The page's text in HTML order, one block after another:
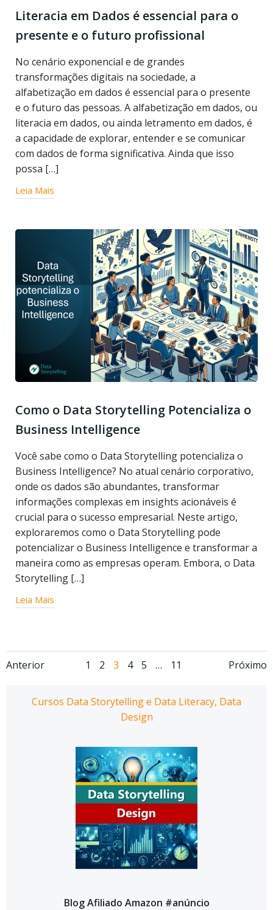
Literacia em Dados é essencial para o
presente e o futuro profissional
No cenário exponencial e de grandes
transformações digitais na sociedade, a
alfabetização em dados é essencial para o presente
e o futuro das pessoas. A alfabetização em dados, ou
literacia em dados, ou ainda letramento em dados, é
a capacidade de explorar, entender e se comunicar
com dados de forma significativa. Ainda que isso
possa […]
Leia Mais
Como o Data Storytelling Potencializa o
Business Intelligence
Você sabe como o Data Storytelling potencializa o
Business Intelligence? No atual cenário corporativo,
onde os dados são abundantes, transformar
informações complexas em insights acionáveis é
crucial para o sucesso empresarial. Neste artigo,
exploraremos como o Data Storytelling pode
potencializar o Business Intelligence e transformar a
maneira como as empresas operam. Embora, o Data
Storytelling […]
Leia Mais
Navegação
por
Anterior
Navegação
por
Página
1 Página
2 Página
3 Página
4 Página
5 … Página
11
por
Próximo
Cursos Data Storytelling e Data Literacy, Data
Design
Blog Afiliado Amazon #anúncio